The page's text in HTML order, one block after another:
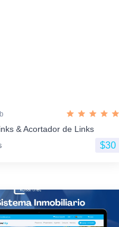
& Acortador de Links
$30